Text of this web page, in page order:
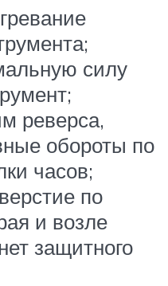
силу
реверса,
обороты по
часов;
по
и возле
защитного